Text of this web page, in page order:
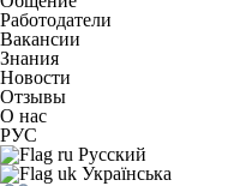
Работодатели
Вакансии
Знания
Новости
Отзывы
О нас
РУС
Русский
Українська